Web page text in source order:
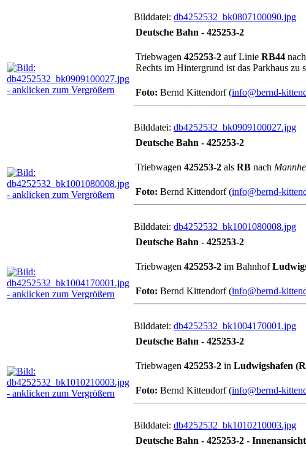
Bilddatei: db4252532_bk0807100090.jpg
Deutsche Bahn - 425253-2
Triebwagen 425253-2 auf Linie RB44 nach
Rechts im Hintergrund ist das Parkhaus zu
Foto: Bernd Kittendorf (info@bernd-
Bilddatei: db4252532_bk0909100027.jpg
Deutsche Bahn - 425253-2
Triebwagen 425253-2 als RB nach
Foto: Bernd Kittendorf (info@bernd-
Bilddatei: db4252532_bk1001080008.jpg
Deutsche Bahn - 425253-2
Triebwagen 425253-2 im Bahnhof
Foto: Bernd Kittendorf (info@bernd-
Bilddatei: db4252532_bk1004170001.jpg
Deutsche Bahn - 425253-2
Triebwagen 425253-2 in Ludwigshafen
Foto: Bernd Kittendorf (info@bernd-
Bilddatei: db4252532_bk1010210003.jpg
Deutsche Bahn - 425253-2 - Innenansicht